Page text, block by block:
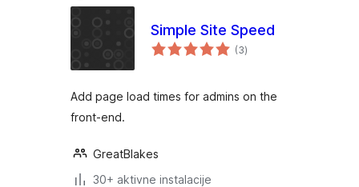
Simple Site Speed
(3ukupna
ocijena
)
Add page load times for admins on the
front-end.
GreatBlakes
30+ aktivne instalacije